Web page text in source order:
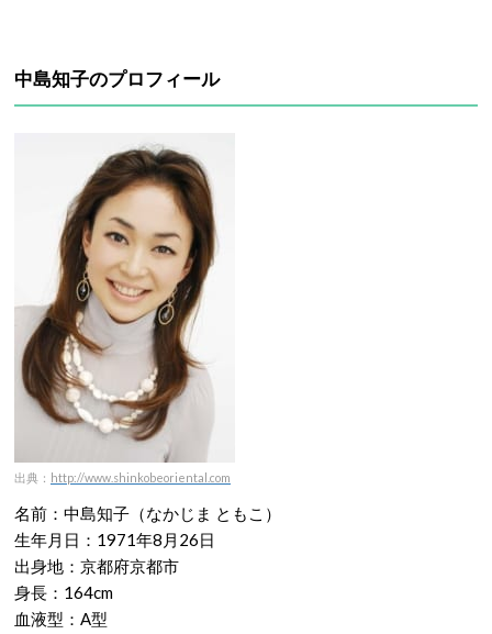
中島知子のプロフィール
出典： http://www.shinkobeoriental.com
名前：中島知子（なかじま ともこ）
生年月日：1971年8月26日
出身地：京都府京都市
身長：164cm
血液型：A型